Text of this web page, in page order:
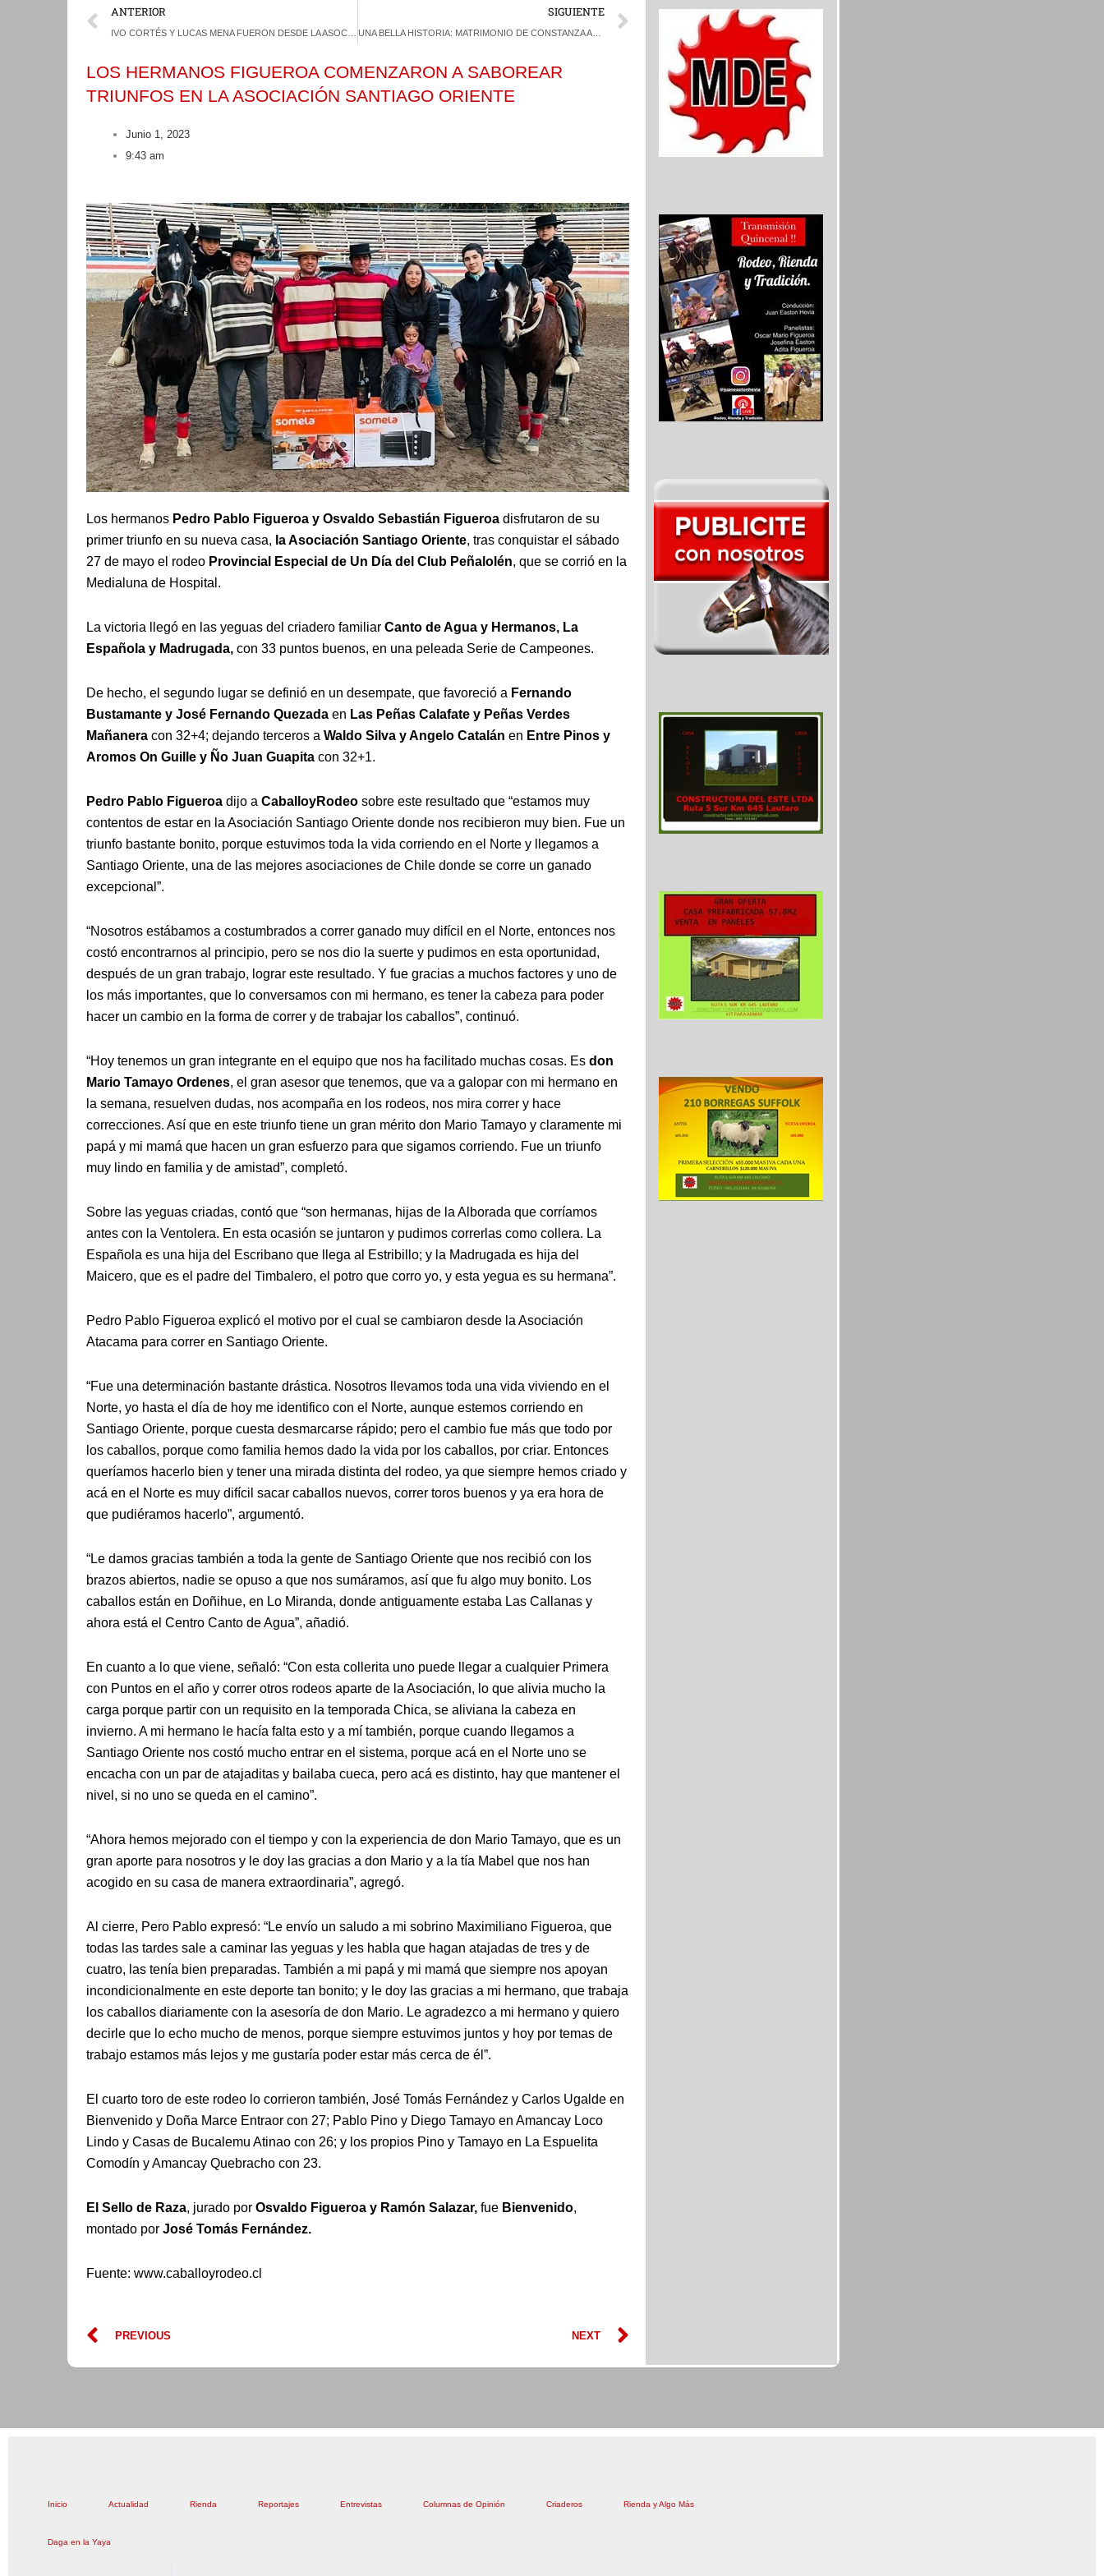
Prev
ANTERIOR SIGUIENTE
UNA BELLA HISTORIA: MATRIMONIO DE CONSTANZA ARAYA Y JUAN SEBASTIÁN JAMETT GANÓ EN SAN FELIPE
Next
LOS HERMANOS FIGUEROA COMENZARON A SABOREAR
TRIUNFOS EN LA ASOCIACIÓN SANTIAGO ORIENTE
Junio 1, 2023
9:43 am
Los hermanos Pedro Pablo Figueroa y Osvaldo Sebastián Figueroa disfrutaron de su
primer triunfo en su nueva casa, la Asociación Santiago Oriente, tras conquistar el sábado
27 de mayo el rodeo Provincial Especial de Un Día del Club Peñalolén, que se corrió en la
Medialuna de Hospital.
La victoria llegó en las yeguas del criadero familiar Canto de Agua y Hermanos, La
Española y Madrugada, con 33 puntos buenos, en una peleada Serie de Campeones.
De hecho, el segundo lugar se definió en un desempate, que favoreció a Fernando
Bustamante y José Fernando Quezada en Las Peñas Calafate y Peñas Verdes
Mañanera con 32+4; dejando terceros a Waldo Silva y Angelo Catalán en Entre Pinos y
Aromos On Guille y Ño Juan Guapita con 32+1.
Pedro Pablo Figueroa dijo a CaballoyRodeo sobre este resultado que “estamos muy
contentos de estar en la Asociación Santiago Oriente donde nos recibieron muy bien. Fue un
triunfo bastante bonito, porque estuvimos toda la vida corriendo en el Norte y llegamos a
Santiago Oriente, una de las mejores asociaciones de Chile donde se corre un ganado
excepcional”.
“Nosotros estábamos a costumbrados a correr ganado muy difícil en el Norte, entonces nos
costó encontrarnos al principio, pero se nos dio la suerte y pudimos en esta oportunidad,
después de un gran trabajo, lograr este resultado. Y fue gracias a muchos factores y uno de
los más importantes, que lo conversamos con mi hermano, es tener la cabeza para poder
hacer un cambio en la forma de correr y de trabajar los caballos”, continuó.
“Hoy tenemos un gran integrante en el equipo que nos ha facilitado muchas cosas. Es don
Mario Tamayo Ordenes, el gran asesor que tenemos, que va a galopar con mi hermano en
la semana, resuelven dudas, nos acompaña en los rodeos, nos mira correr y hace
correcciones. Así que en este triunfo tiene un gran mérito don Mario Tamayo y claramente mi
papá y mi mamá que hacen un gran esfuerzo para que sigamos corriendo. Fue un triunfo
muy lindo en familia y de amistad”, completó.
Sobre las yeguas criadas, contó que “son hermanas, hijas de la Alborada que corríamos
antes con la Ventolera. En esta ocasión se juntaron y pudimos correrlas como collera. La
Española es una hija del Escribano que llega al Estribillo; y la Madrugada es hija del
Maicero, que es el padre del Timbalero, el potro que corro yo, y esta yegua es su hermana”.
Pedro Pablo Figueroa explicó el motivo por el cual se cambiaron desde la Asociación
Atacama para correr en Santiago Oriente.
“Fue una determinación bastante drástica. Nosotros llevamos toda una vida viviendo en el
Norte, yo hasta el día de hoy me identifico con el Norte, aunque estemos corriendo en
Santiago Oriente, porque cuesta desmarcarse rápido; pero el cambio fue más que todo por
los caballos, porque como familia hemos dado la vida por los caballos, por criar. Entonces
queríamos hacerlo bien y tener una mirada distinta del rodeo, ya que siempre hemos criado y
acá en el Norte es muy difícil sacar caballos nuevos, correr toros buenos y ya era hora de
que pudiéramos hacerlo”, argumentó.
“Le damos gracias también a toda la gente de Santiago Oriente que nos recibió con los
brazos abiertos, nadie se opuso a que nos sumáramos, así que fu algo muy bonito. Los
caballos están en Doñihue, en Lo Miranda, donde antiguamente estaba Las Callanas y
ahora está el Centro Canto de Agua”, añadió.
En cuanto a lo que viene, señaló: “Con esta collerita uno puede llegar a cualquier Primera
con Puntos en el año y correr otros rodeos aparte de la Asociación, lo que alivia mucho la
carga porque partir con un requisito en la temporada Chica, se aliviana la cabeza en
invierno. A mi hermano le hacía falta esto y a mí también, porque cuando llegamos a
Santiago Oriente nos costó mucho entrar en el sistema, porque acá en el Norte uno se
encacha con un par de atajaditas y bailaba cueca, pero acá es distinto, hay que mantener el
nivel, si no uno se queda en el camino”.
“Ahora hemos mejorado con el tiempo y con la experiencia de don Mario Tamayo, que es un
gran aporte para nosotros y le doy las gracias a don Mario y a la tía Mabel que nos han
acogido en su casa de manera extraordinaria”, agregó.
Al cierre, Pero Pablo expresó: “Le envío un saludo a mi sobrino Maximiliano Figueroa, que
todas las tardes sale a caminar las yeguas y les habla que hagan atajadas de tres y de
cuatro, las tenía bien preparadas. También a mi papá y mi mamá que siempre nos apoyan
incondicionalmente en este deporte tan bonito; y le doy las gracias a mi hermano, que trabaja
los caballos diariamente con la asesoría de don Mario. Le agradezco a mi hermano y quiero
decirle que lo echo mucho de menos, porque siempre estuvimos juntos y hoy por temas de
trabajo estamos más lejos y me gustaría poder estar más cerca de él”.
El cuarto toro de este rodeo lo corrieron también, José Tomás Fernández y Carlos Ugalde en
Bienvenido y Doña Marce Entraor con 27; Pablo Pino y Diego Tamayo en Amancay Loco
Lindo y Casas de Bucalemu Atinao con 26; y los propios Pino y Tamayo en La Espuelita
Comodín y Amancay Quebracho con 23.
El Sello de Raza, jurado por Osvaldo Figueroa y Ramón Salazar, fue Bienvenido,
montado por José Tomás Fernández.
Fuente: www.caballoyrodeo.cl
Prev
PREVIOUS NEXT Next
Inicio Actualidad Rienda Reportajes Entrevistas Columnas de Opinión Criaderos Rienda y Algo Más
Daga en la Yaya